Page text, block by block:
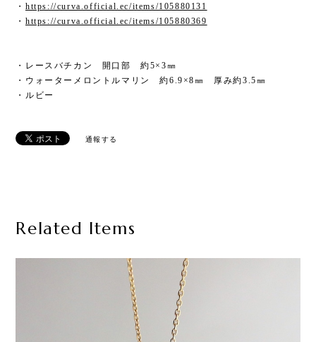
・ https://curva.official.ec/items/105880131
・ https://curva.official.ec/items/105880369
・レースバチカン 開口部 約5×3㎜
・ウォーターメロントルマリン 約6.9×8㎜ 厚み約3.5㎜
・ルビー
通報する
Related Items